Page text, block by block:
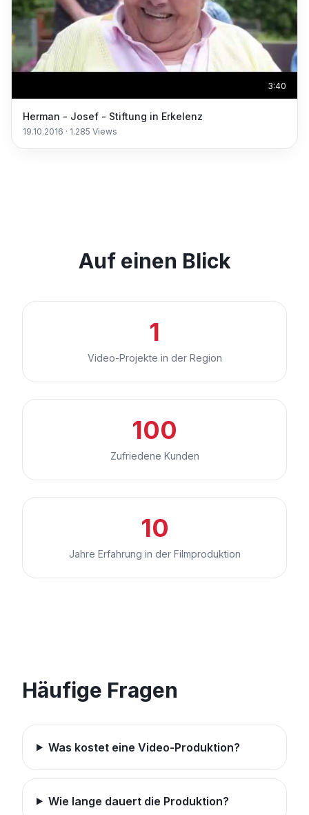
3:40
Herman - Josef - Stiftung in Erkelenz
19.10.2016 · 1.285 Views
Auf einen Blick
1
Video-Projekte in der Region
100
Zufriedene Kunden
10
Jahre Erfahrung in der Filmproduktion
Häufige Fragen
Was kostet eine Video-Produktion?
Wie lange dauert die Produktion?